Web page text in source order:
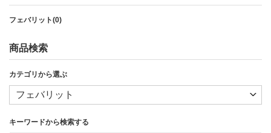
フェバリット(0)
商品検索
カテゴリから選ぶ
キーワードから検索する